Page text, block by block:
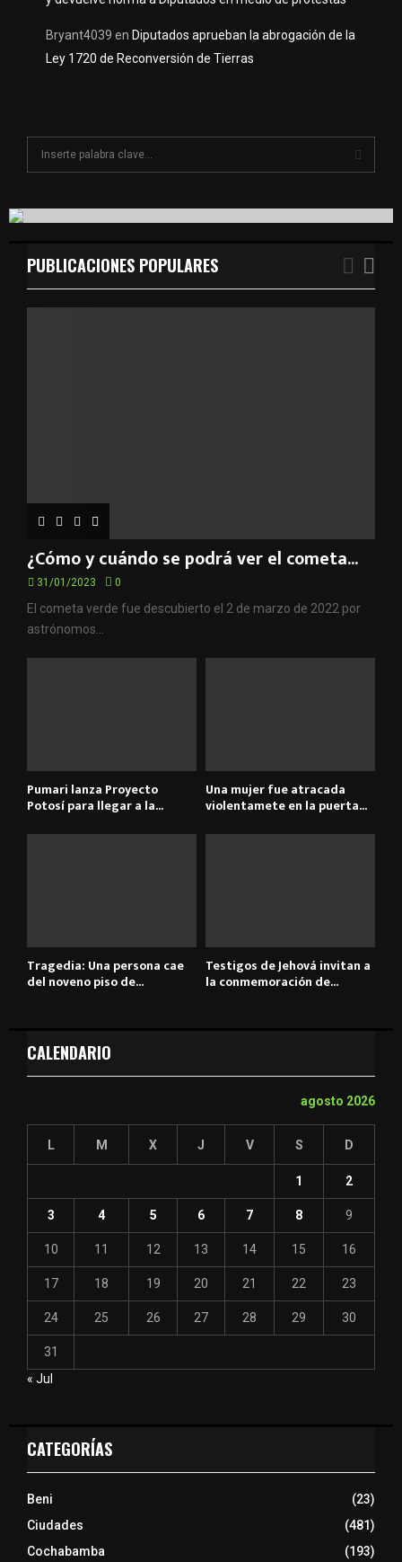
Bryant4039 en Diputados aprueban la abrogación de la
Ley 1720 de Reconversión de Tierras
c
f
E
PUBLICACIONES POPULARES
¿Cómo y cuándo se podrá ver el cometa...
31/01/2023 0
El cometa verde fue descubierto el 2 de marzo de 2022 por
astrónomos...
Pumari lanza Proyecto
Potosí para llegar a la...
Una mujer fue atracada
violentamete en la puerta...
Tragedia: Una persona cae
del noveno piso de...
Testigos de Jehová invitan a
la conmemoración de...
CALENDARIO
agosto 2026
L M X J V S D
1 2
3 4 5 6 7 8 9
10 11 12 13 14 15 16
17 18 19 20 21 22 23
24 25 26 27 28 29 30
31
« Jul
CATEGORÍAS
Beni
(23)
Ciudades
(481)
Cochabamba
(193)